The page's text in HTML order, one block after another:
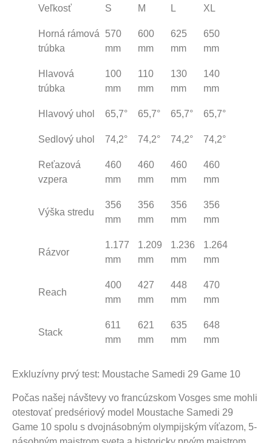
Veľkosť S M L XL
Horná rámová
trúbka
570
mm
600
mm
625
mm
650
mm
Hlavová
trúbka
100
mm
110
mm
130
mm
140
mm
Hlavový uhol 65,7° 65,7° 65,7° 65,7°
Sedlový uhol 74,2° 74,2° 74,2° 74,2°
Reťazová
vzpera
460
mm
460
mm
460
mm
460
mm
Výška stredu
356
mm
356
mm
356
mm
356
mm
Rázvor
1.177
mm
1.209
mm
1.236
mm
1.264
mm
Reach
400
mm
427
mm
448
mm
470
mm
Stack
611
mm
621
mm
635
mm
648
mm
Exkluzívny prvý test: Moustache Samedi 29 Game 10
Počas našej návštevy vo francúzskom Vosges sme mohli
otestovať predsériový model Moustache Samedi 29
Game 10 spolu s dvojnásobným olympijským víťazom, 5-